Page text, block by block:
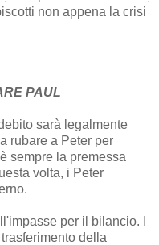
non appena la crisi
PAUL
sarà legalmente
rubare a Peter per
sempre la premessa
volta, i Peter
per il bilancio. I
della